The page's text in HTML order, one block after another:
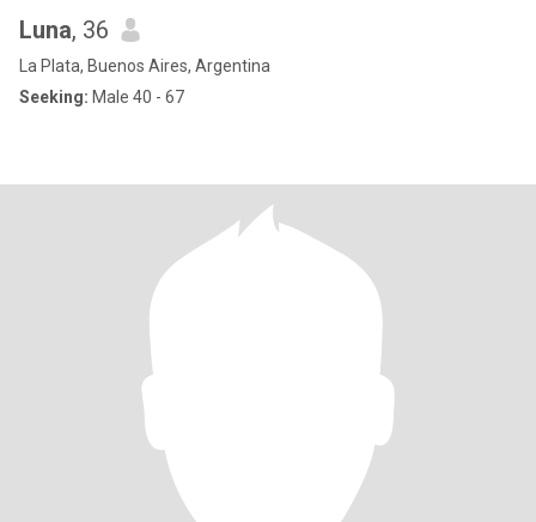
Luna, 36
La Plata, Buenos Aires, Argentina
Seeking: Male 40 - 67